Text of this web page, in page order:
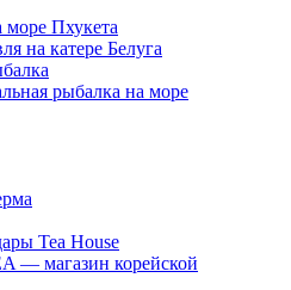
море Пхукета
на катере Белуга
рыбалка на море
Tea House
— магазин корейской